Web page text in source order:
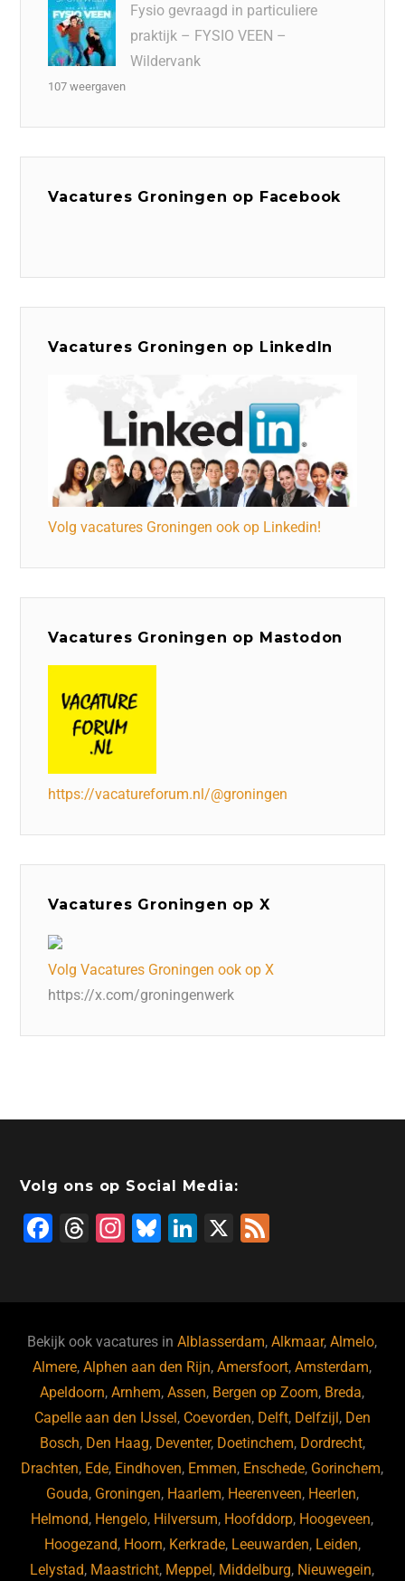
Fysio gevraagd in particuliere
praktijk – FYSIO VEEN –
Wildervank
107 weergaven
Vacatures Groningen op Facebook
Vacatures Groningen op LinkedIn
Volg vacatures Groningen ook op Linkedin!
Vacatures Groningen op Mastodon
https://vacatureforum.nl/@groningen
Vacatures Groningen op X
Volg Vacatures Groningen ook op X
https://x.com/groningenwerk
Volg ons op Social Media:
F
b
o
o
k
T
d
s
In
a
m
Bl
ky
Li
dI
n
X
Bekijk ook vacatures inAlblasserdam,Alkmaar,Almelo,
Almere,Alphen aan den Rijn,Amersfoort,Amsterdam,
Apeldoorn,Arnhem,Assen, Bergen op Zoom, Breda,
Capelle aan den IJssel, Coevorden, Delft, Delfzijl, Den
Bosch, Den Haag, Deventer, Doetinchem, Dordrecht,
Drachten, Ede, Eindhoven, Emmen, Enschede, Gorinchem,
Gouda, Groningen, Haarlem, Heerenveen, Heerlen,
Helmond, Hengelo, Hilversum, Hoofddorp, Hoogeveen,
Hoogezand, Hoorn, Kerkrade, Leeuwarden, Leiden,
Lelystad, Maastricht, Meppel, Middelburg, Nieuwegein,